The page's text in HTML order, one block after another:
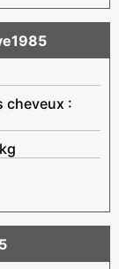
cheveux :